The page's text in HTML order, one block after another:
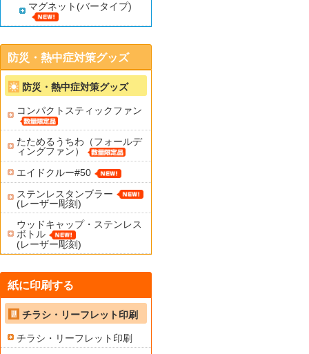
マグネット(バータイプ)
防災・熱中症対策グッズ
防災・熱中症対策グッズ
コンパクトスティックファン
たためるうちわ（フォールデ
ィングファン）
エイドクルー#50
ステンレスタンブラー
(レーザー彫刻)
ウッドキャップ・ステンレス
ボトル
(レーザー彫刻)
紙に印刷する
チラシ・リーフレット印刷
チラシ・リーフレット印刷